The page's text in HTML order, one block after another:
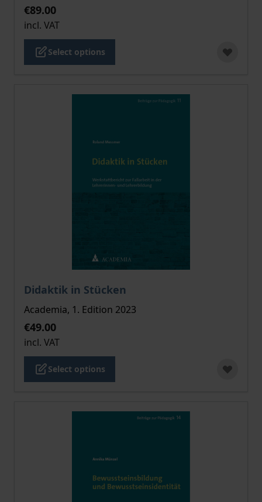
€89.00
incl. VAT
Select options
Didaktik in Stücken
The price depends on the options chosen on the
Academia, 1. Edition 2023
€49.00
incl. VAT
Select options